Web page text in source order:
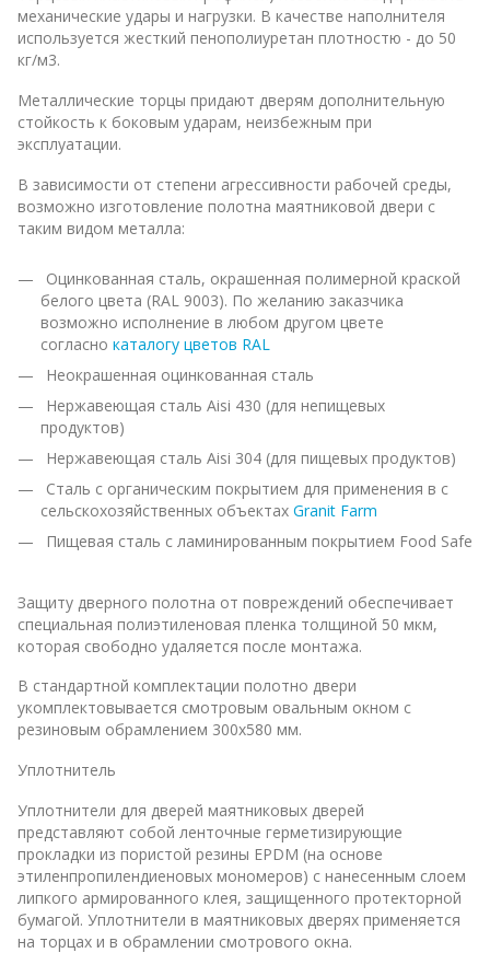
механические удары и нагрузки. В качестве наполнителя
используется жесткий пенополиуретан плотностю - до 50
кг/м3.
Металлические торцы придают дверям дополнительную
стойкость к боковым ударам, неизбежным при
эксплуатации.
В зависимости от степени агрессивности рабочей среды,
возможно изготовление полотна маятниковой двери с
таким видом металла:
Оцинкованная сталь, окрашенная полимерной краской
белого цвета (RAL 9003). По желанию заказчика
возможно исполнение в любом другом цвете
согласно каталогу цветов RAL
Неокрашенная оцинкованная сталь
Нержавеющая сталь Aisi 430 (для непищевых
продуктов)
Нержавеющая сталь Aisi 304 (для пищевых продуктов)
Сталь с органическим покрытием для применения в с
сельскохозяйственных объектах Granit Farm
Пищевая сталь с ламинированным покрытием Food Safe
Защиту дверного полотна от повреждений обеспечивает
специальная полиэтиленовая пленка толщиной 50 мкм,
которая свободно удаляется после монтажа.
В стандартной комплектации полотно двери
укомплектовывается смотровым овальным окном с
резиновым обрамлением 300х580 мм.
Уплотнитель
Уплотнители для дверей маятниковых дверей
представляют собой ленточные герметизирующие
прокладки из пористой резины EPDM (на основе
этиленпропилендиеновых мономеров) с нанесенным слоем
липкого армированного клея, защищенного протекторной
бумагой. Уплотнители в маятниковых дверях применяется
на торцах и в обрамлении смотрового окна.